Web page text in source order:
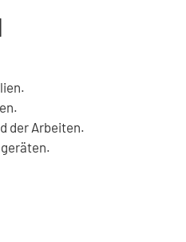
der Arbeiten.